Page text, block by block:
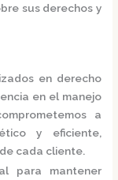
sus derechos y
en derecho
en el manejo
a
y eficiente,
cada cliente.
para mantener